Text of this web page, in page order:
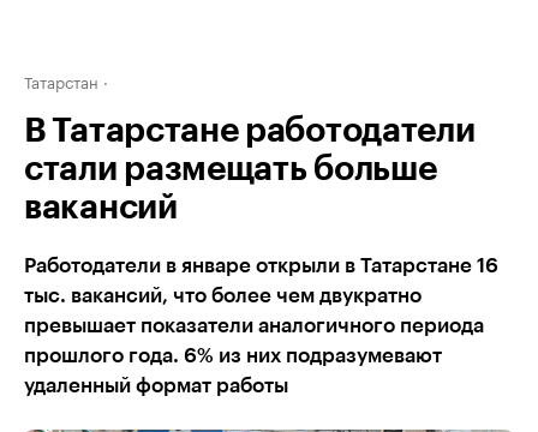
Татарстан
В Татарстане работодатели
стали размещать больше
вакансий
Работодатели в январе открыли в Татарстане 16
тыс. вакансий, что более чем двукратно
превышает показатели аналогичного периода
прошлого года. 6% из них подразумевают
удаленный формат работы